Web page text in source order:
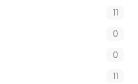
11
0
0
11